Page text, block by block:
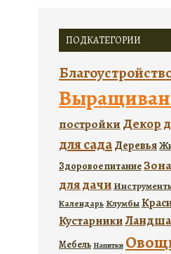
ПОДКАТЕГОРИИ
постройки Декор
для садаДеревья
Здоровое питание
для дачи
Календарь Клумбы
Кустарники
Мебель Напитки